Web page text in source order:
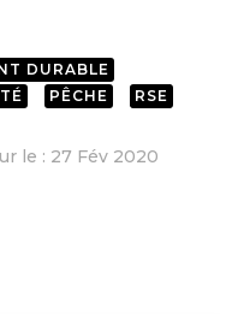
DURABLE
PÊCHE RSE
le : 27 Fév 2020
FACEBOOK
SUR